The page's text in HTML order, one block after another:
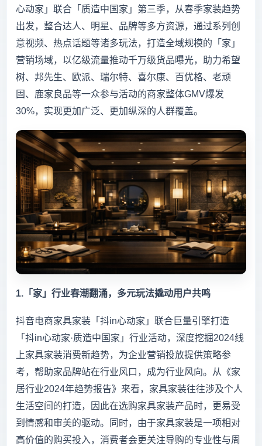
心动家」联合「质造中国家」第三季，从春季家装趋势
出发，整合达人、明星、品牌等多方资源，通过系列创
意视频、热点话题等诸多玩法，打造全域规模的「家」
营销场域，以亿级流量推动千万级货品曝光，助力希望
树、邦先生、欧派、瑞尔特、喜尔康、百优格、老顽
固、鹿家良品等一众参与活动的商家整体GMV爆发
30%，实现更加广泛、更加纵深的人群覆盖。
1.「家」行业春潮翻涌，多元玩法撬动用户共鸣
抖音电商家具家装「抖in心动家」联合巨量引擎打造
「抖in心动家·质造中国家」行业活动，深度挖掘2024线
上家具家装消费新趋势，为企业营销投放提供策略参
考，帮助家品牌站在行业风口，成为行业风向。从《家
居行业2024年趋势报告》来看，家具家装往往涉及个人
生活空间的打造，因此在选购家具家装产品时，更易受
到情感和审美的驱动。同时，由于家具家装是一项相对
高价值的购买投入，消费者会更关注导购的专业性与周